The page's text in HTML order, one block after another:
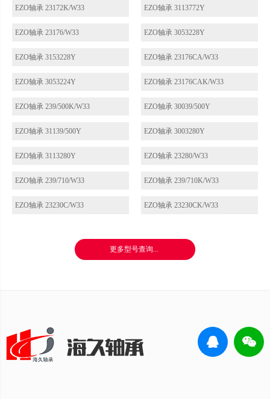
EZO轴承 23172K/W33 EZO轴承 3113772Y
EZO轴承 23176/W33 EZO轴承 3053228Y
EZO轴承 3153228Y EZO轴承 23176CA/W33
EZO轴承 3053224Y EZO轴承 23176CAK/W33
EZO轴承 239/500K/W33 EZO轴承 30039/500Y
EZO轴承 31139/500Y EZO轴承 3003280Y
EZO轴承 3113280Y EZO轴承 23280/W33
EZO轴承 239/710/W33 EZO轴承 239/710K/W33
EZO轴承 23230C/W33 EZO轴承 23230CK/W33
更多型号查询...